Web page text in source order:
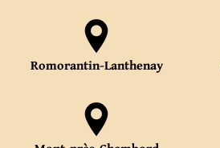
Romorantin-Lanthenay